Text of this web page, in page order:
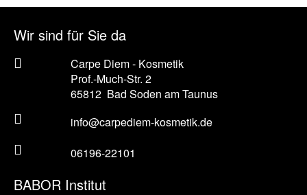
Wir sind für Sie da
Carpe Diem - Kosmetik
Prof.-Much-Str. 2
65812 Bad Soden am Taunus
info@carpediem-kosmetik.de
06196-22101
BABOR Institut